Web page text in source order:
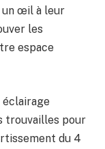
un œil à leur
les
espace
trouvailles pour
du 4